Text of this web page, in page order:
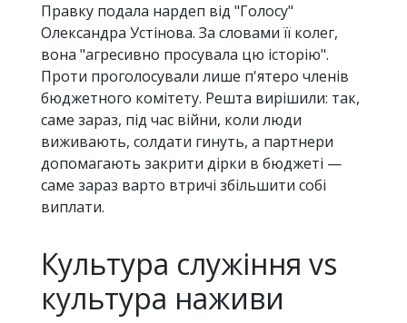
Правку подала нардеп від "Голосу"
Олександра Устінова. За словами її колег,
вона "агресивно просувала цю історію".
Проти проголосували лише п'ятеро членів
бюджетного комітету. Решта вирішили: так,
саме зараз, під час війни, коли люди
виживають, солдати гинуть, а партнери
допомагають закрити дірки в бюджеті —
саме зараз варто втричі збільшити собі
виплати.
Культура служіння vs
культура наживи